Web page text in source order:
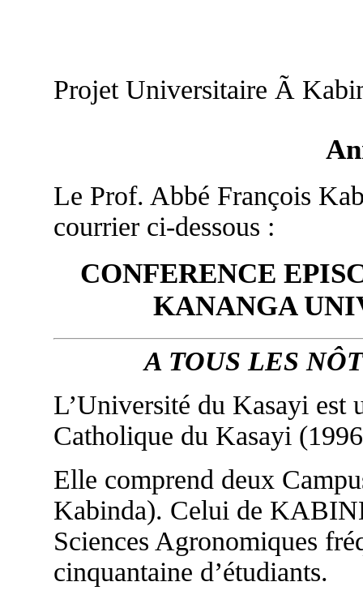
Projet Universitaire Ã
Le Prof. Abbé François
courrier ci-dessous :
CONFERENCE
KANANGA
A TOUS LES
L’Université du Kasayi est
Catholique du Kasayi
Elle comprend deux
Kabinda). Celui de
Sciences Agronomiques
cinquantaine d’étudiants.